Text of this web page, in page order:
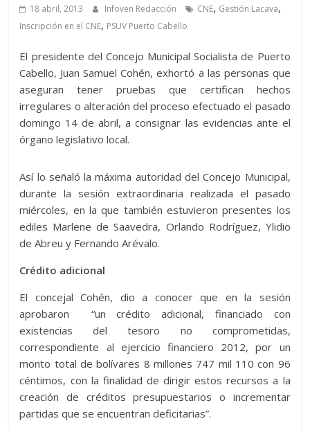
18 abril, 2013 Infoven Redacción CNE, Gestión Lacava,
Inscripción en el CNE, PSUV Puerto Cabello
El presidente del Concejo Municipal Socialista de Puerto
Cabello, Juan Samuel Cohén, exhortó a las personas que
aseguran tener pruebas que certifican hechos
irregulares o alteración del proceso efectuado el pasado
domingo 14 de abril, a consignar las evidencias ante el
órgano legislativo local.
Así lo señaló la máxima autoridad del Concejo Municipal,
durante la sesión extraordinaria realizada el pasado
miércoles, en la que también estuvieron presentes los
ediles Marlene de Saavedra, Orlando Rodríguez, Ylidio
de Abreu y Fernando Arévalo.
Crédito adicional
El concejal Cohén, dio a conocer que en la sesión
aprobaron “un crédito adicional, financiado con
existencias del tesoro no comprometidas,
correspondiente al ejercicio financiero 2012, por un
monto total de bolívares 8 millones 747 mil 110 con 96
céntimos, con la finalidad de dirigir estos recursos a la
creación de créditos presupuestarios o incrementar
partidas que se encuentran deficitarias”.